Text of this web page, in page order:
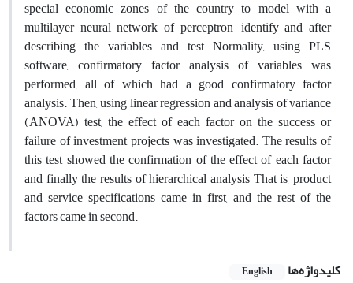
special economic zones of the country to model with a
multilayer neural network of perceptron, identify and after
describing the variables and test Normality, using PLS
software, confirmatory factor analysis of variables was
performed, all of which had a good confirmatory factor
analysis. Then, using linear regression and analysis of variance
(ANOVA) test, the effect of each factor on the success or
failure of investment projects was investigated. The results of
this test showed the confirmation of the effect of each factor
and finally the results of hierarchical analysis That is, product
and service specifications came in first, and the rest of the
factors came in second.
کلیدواژه‌ها English